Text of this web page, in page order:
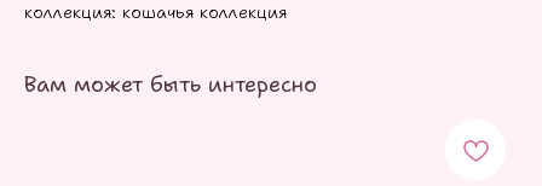
коллекция: кошачья коллекция
Вам может быть интересно